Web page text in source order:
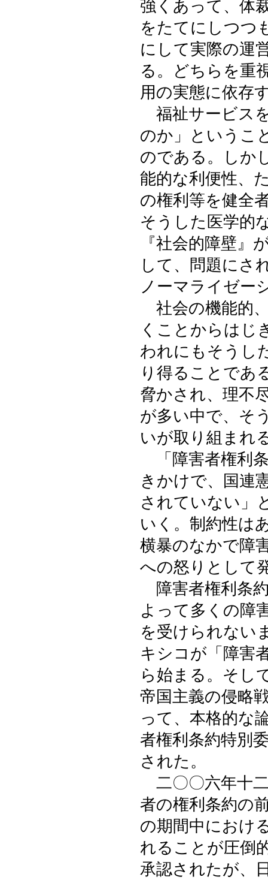
強くあって、体
をたてにしつつ
にして実際の運
る。どちらを重
用の実態に依存
福祉サービス
のか」というこ
のである。しか
能的な利便性、
の権利等を健全
そうした医学的
『社会的障壁』
して、問題にさ
ノーマライゼー
社会の機能的
くことからはじ
われにもそうし
り得ることであ
脅かされ、理不
が多い中で、そ
いが取り組まれ
「障害者権利
きかけで、国連
されていない」
いく。制約性は
横暴のなかで障
への怒りとして
障害者権利条
よって多くの障
を受けられない
キシコが「障害
ら始まる。そし
帝国主義の侵略
って、本格的な
者権利条約特別
された。
二〇〇六年十
者の権利条約の
の期間中におけ
れることが圧倒
承認されたが、